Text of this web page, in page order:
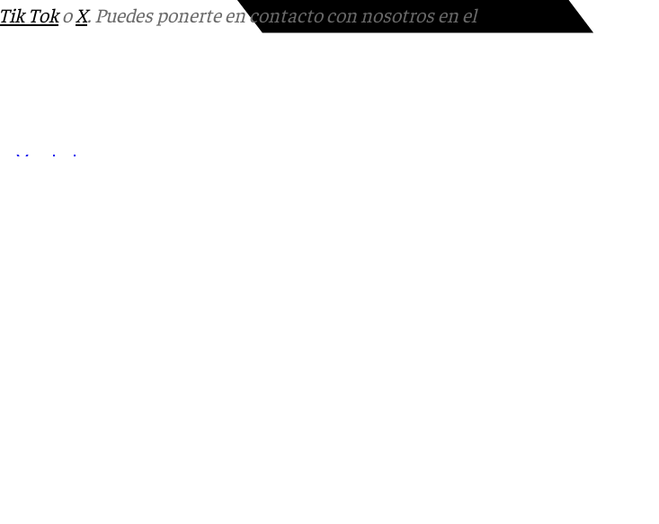
Youtube
Tik TokoX. Puedes ponerte en contacto con nosotros en el